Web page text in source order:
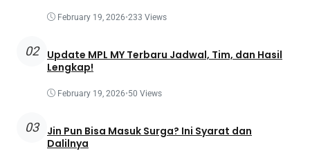
February 19, 2026•233 Views
02
Update MPL MY Terbaru Jadwal, Tim, dan Hasil
Lengkap!
February 19, 2026•50 Views
03
Jin Pun Bisa Masuk Surga? Ini Syarat dan
Dalilnya